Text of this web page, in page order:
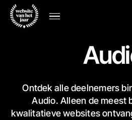
Ontdek alle deelnemers
Audio. Alleen de meest
kwalitatieve websites